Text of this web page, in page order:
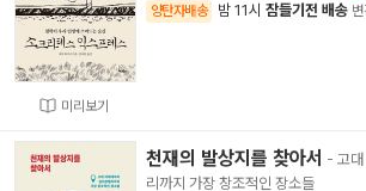
미리보기
양탄자배송 밤 11시 잠들기전 배송
천재의 발상지를 찾아서 - 고대
리까지 가장 창조적인 장소들